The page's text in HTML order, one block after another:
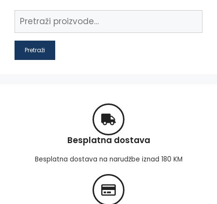
Pretraži
Besplatna dostava
Besplatna dostava na narudžbe iznad 180 KM